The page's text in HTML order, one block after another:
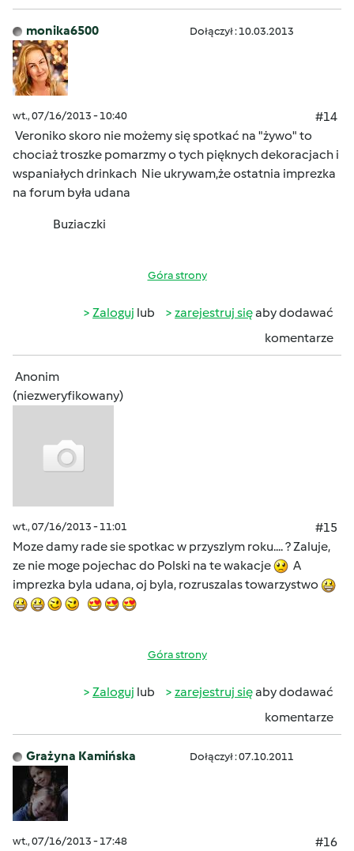
monika6500 Dołączył : 10.03.2013
wt., 07/16/2013 - 10:40
#14
Veroniko skoro nie możemy się spotkać na "żywo" to
chociaż troszke pomarzmy o tych pięknych dekoracjach i
wspaniałych drinkach Nie ukrywam,że ostatnia imprezka
na forum była udana
Buziaczki
Góra strony
Zaloguj lub zarejestruj sięaby dodawać
komentarze
Anonim
(niezweryfikowany)
wt., 07/16/2013 - 11:01
#15
Moze damy rade sie spotkac w przyszlym roku.... ? Zaluje,
ze nie moge pojechac do Polski na te wakacje
A
imprezka byla udana, oj byla, rozruszalas towarzystwo
Góra strony
Zaloguj lub zarejestruj sięaby dodawać
komentarze
Grażyna Kamińska Dołączył : 07.10.2011
wt., 07/16/2013 - 17:48 #16